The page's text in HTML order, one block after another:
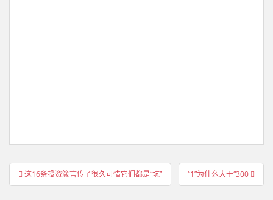
文
章
这16条投资箴言传了很久可惜它们都是“坑” “1”为什么大于“300